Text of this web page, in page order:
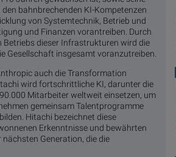
bahnbrechenden KI-Kompetenzen
von Systemtechnik, Betrieb und
und Finanzen vorantreiben. Durch
Betriebs dieser Infrastrukturen wird die
Gesellschaft insgesamt voranzutreiben.
auch die Transformation
wird fortschrittliche KI, darunter die
Mitarbeiter weltweit einsetzen, um
gemeinsam Talentprogramme
Hitachi bezeichnet diese
Erkenntnisse und bewährten
Generation, die die